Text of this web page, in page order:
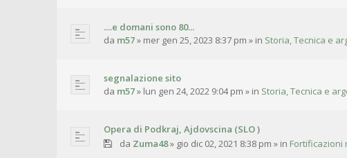
....e domani sono 80...
da m57» mer gen 25, 2023 8:37 pm » in Storia, Tecnica e
segnalazione sito
da m57» lun gen 24, 2022 9:04 pm » in Storia, Tecnica e
Opera di Podkraj, Ajdovscina (SLO )
da Zuma48» gio dic 02, 2021 8:38 pm » in Fortificazioni